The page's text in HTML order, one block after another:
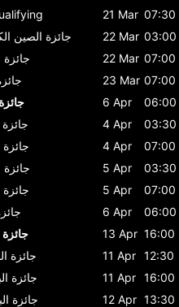
21 Mar 07:30
جائزة الصين
22 Mar 03:00
22 Mar 07:00
23 Mar 07:00
6 Apr
06:00
جائزة
4 Apr
03:30
جائزة
4 Apr
07:00
جائزة
5 Apr
03:30
جائزة
5 Apr
07:00
6 Apr
06:00
13 Apr 16:00
جائزة
11 Apr 12:30
جائزة
11 Apr 16:00
جائزة
12 Apr 13:30